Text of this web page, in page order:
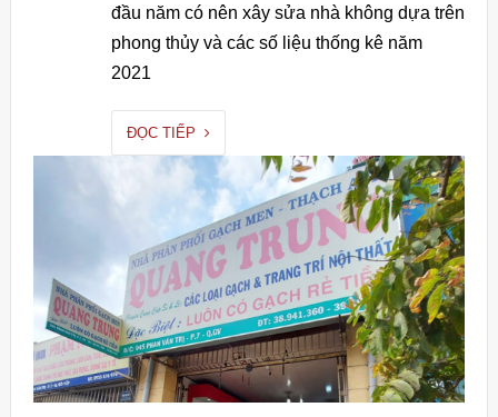
đầu năm có nên xây sửa nhà không dựa trên
phong thủy và các số liệu thống kê năm
2021
ĐỌC TIẾP